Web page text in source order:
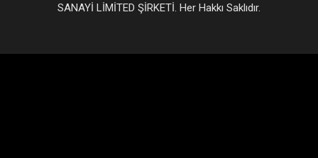
SANAYİ LİMİTED ŞİRKETİ. Her Hakkı Saklıdır.